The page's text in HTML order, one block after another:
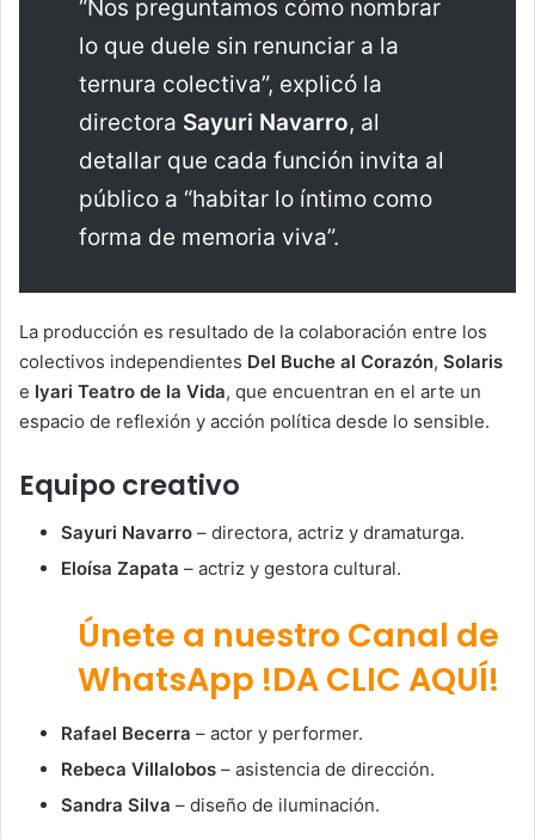
“Nos preguntamos cómo nombrar
lo que duele sin renunciar a la
ternura colectiva”, explicó la
directora Sayuri Navarro, al
detallar que cada función invita al
público a “habitar lo íntimo como
forma de memoria viva”.
La producción es resultado de la colaboración entre los
colectivos independientes Del Buche al Corazón, Solaris
e Iyari Teatro de la Vida, que encuentran en el arte un
espacio de reflexión y acción política desde lo sensible.
Equipo creativo
Sayuri Navarro – directora, actriz y dramaturga.
Eloísa Zapata – actriz y gestora cultural.
Únete a nuestro Canal de
WhatsApp !DA CLIC AQUÍ!
Rafael Becerra – actor y performer.
Rebeca Villalobos – asistencia de dirección.
Sandra Silva – diseño de iluminación.